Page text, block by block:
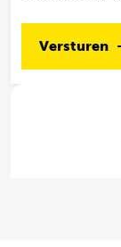
Versturen